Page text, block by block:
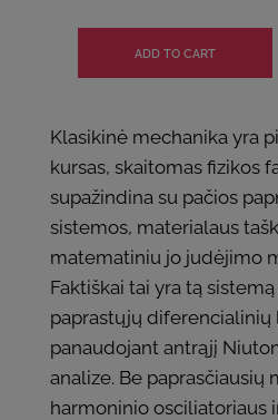
Klasikinė mechanika yra
kursas, skaitomas fizikos
supažindina su pačios
sistemos, materialaus
matematiniu jo judėjimo
Faktiškai tai yra tą
paprastųjų diferencialinių
panaudojant antrąjį
analize. Be paprasčiausių
harmoninio osciliatoriaus